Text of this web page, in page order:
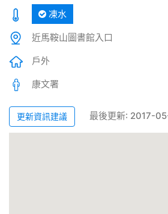
凍水
近馬鞍山圖書館入口
戶外
康文署
更新資訊建議 最後更新: 2017-